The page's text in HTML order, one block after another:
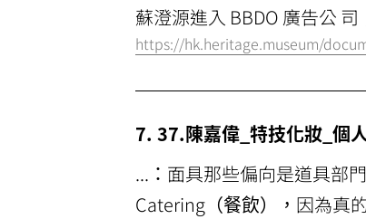
蘇澄源進入 BBDO 廣告公
https://hk.heritage.museum/
7. 37.陳嘉偉_特技化妝_個
...：面具那些偏向是道具部
Catering（餐飲），因為真